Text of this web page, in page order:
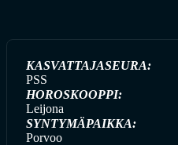
KASVATTAJASEURA:
PSS
HOROSKOOPPI:
Leijona
SYNTYMÄPAIKKA:
Porvoo